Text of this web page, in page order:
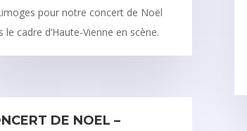
pour notre concert de Noël
le cadre d’Haute-Vienne en scène.
DE NOEL –